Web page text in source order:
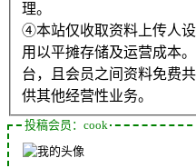
理。
④本站仅收取资料上传人设
用以平摊存储及运营成本
台，且会员之间资料免费
供其他经营性业务。
投稿会员：cook